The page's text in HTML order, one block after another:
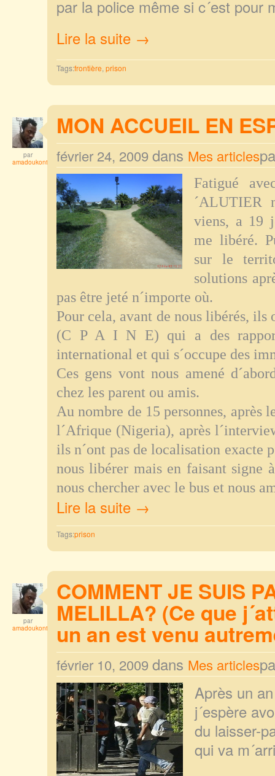
par la police même si c´est pour
Lire la suite →
Tags:frontière, prison
par
amadoukonta
MON ACCUEIL EN
février 24, 2009 dans Mes articles
Fatigué
´ALUTIER
viens, a 19
me libéré.
sur le
solutions
pas être jeté n´importe où.
Pour cela, avant de nous libérés,
(C P A I N E) qui a des
international et qui s´occupe des
Ces gens vont nous amené
chez les parent ou amis.
Au nombre de 15 personnes, après
l´Afrique (Nigeria), après
ils n´ont pas de localisation exacte
nous libérer mais en faisant signe
nous chercher avec le bus et nous
Lire la suite →
Tags:prison
par
amadoukonta
COMMENT JE SUIS
MELILLA? (Ce que
un an est venu
février 10, 2009 dans Mes articles
Après un
j´espère
du laisser-
qui va